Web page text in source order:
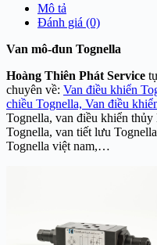
Mô tả
Đánh giá (0)
Van mô-đun Tognella
Hoàng Thiên Phát Service
chuyên về: Van điều khiển
chiều Tognella, Van điều
Tognella, van điều khiển
Tognella, van tiết lưu
Tognella việt nam,…